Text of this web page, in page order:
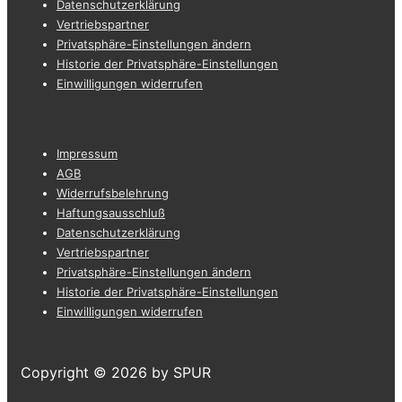
Datenschutzerklärung
Vertriebspartner
Privatsphäre-Einstellungen ändern
Historie der Privatsphäre-Einstellungen
Einwilligungen widerrufen
Footer-
Menü
Impressum
AGB
Widerrufsbelehrung
Haftungsausschluß
Datenschutzerklärung
Vertriebspartner
Privatsphäre-Einstellungen ändern
Historie der Privatsphäre-Einstellungen
Einwilligungen widerrufen
Copyright © 2026 by SPUR